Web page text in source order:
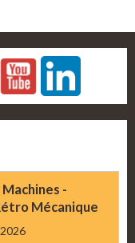
Machines -
Mécanique